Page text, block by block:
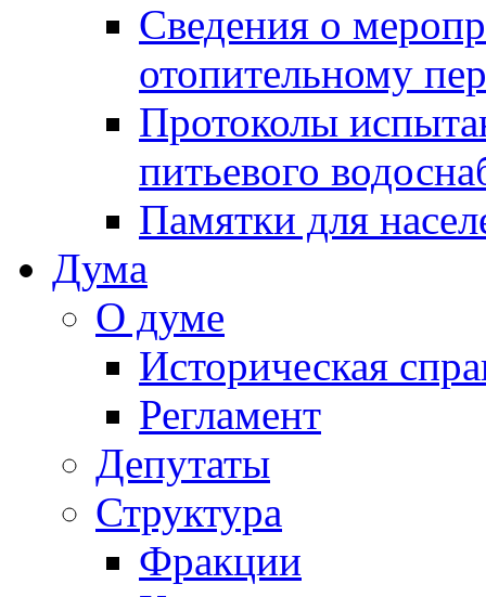
Сведения о
отопительному
Протоколы
питьевого
Памятки для
Дума
О думе
Историческая
Регламент
Депутаты
Структура
Фракции